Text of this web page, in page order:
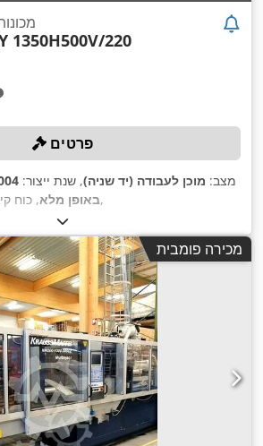
1350H500V/220
פרטים
מצב: מוכן לעבודה (יד שניה), שנת ייצור:
באופן מלא, כוח ,
מכירה פומבית